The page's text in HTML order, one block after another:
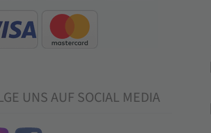
UNS AUF SOCIAL MEDIA